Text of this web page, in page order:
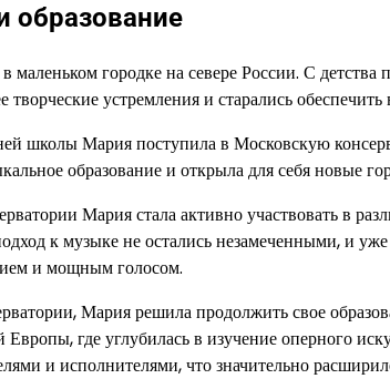
образование
маленьком городке на севере России. С
творческие устремления и старались обеспечить
школы Мария поступила в Московскую
образование и открыла для себя новые
Мария стала активно участвовать в
к музыке не остались незамеченными, и
и мощным голосом.
Мария решила продолжить свое
где углубилась в изучение оперного
и исполнителями, что значительно